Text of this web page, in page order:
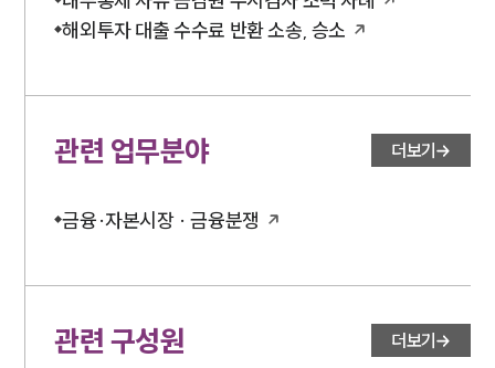
해외투자 대출 수수료 반환 소송, 승소
관련 업무분야 더보기
금융·자본시장 · 금융분쟁
관련 구성원 더보기